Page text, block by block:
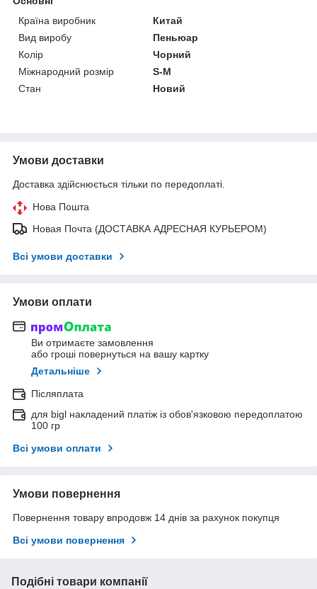
Країна виробник
Китай
Вид виробу
Пеньюар
Колір
Чорний
Міжнародний розмір
S-M
Стан
Новий
Умови доставки
Доставка здійснюється тільки по передоплаті.
Нова Пошта
Новая Почта (ДОСТАВКА АДРЕСНАЯ КУРЬЕРОМ)
Всі умови доставки
Умови оплати
Ви отримаєте замовлення
або гроші повернуться на вашу картку
Детальніше
Післяплата
для bigl накладений платіж із обов'язковою передоплатою
100 гр
Всі умови оплати
Умови повернення
Повернення товару впродовж 14 днів за рахунок покупця
Всі умови повернення
Подібні товари компанії